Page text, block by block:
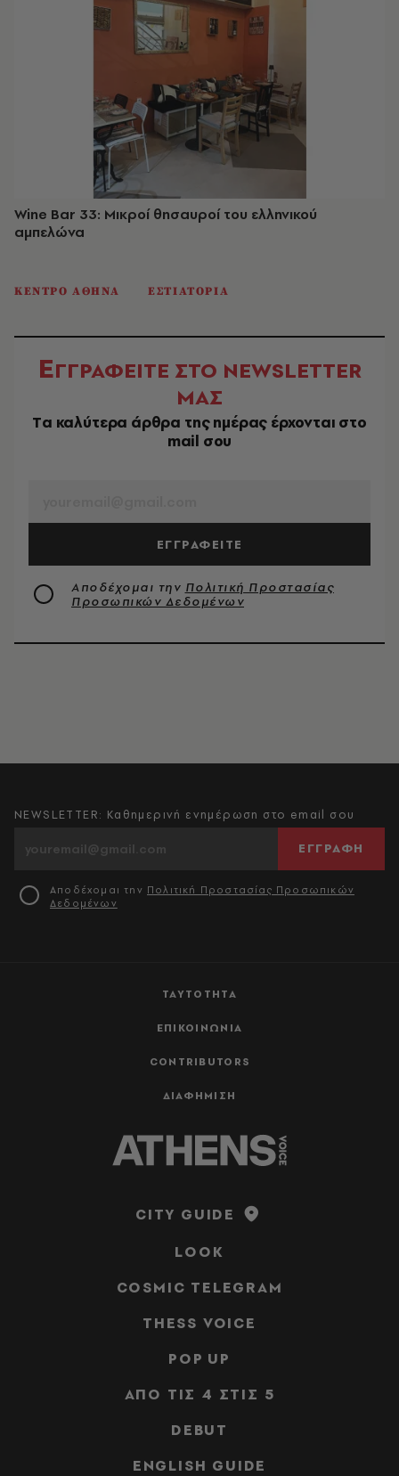
Wine Bar 33: Μικροί θησαυροί του ελληνικού
αμπελώνα
ΚΕΝΤΡΟ ΑΘΗΝΑ ΕΣΤΙΑΤΟΡΙΑ
ΕΓΓΡΑΦΕΙΤΕ ΣΤΟ NEWSLETTER
ΜΑΣ
Tα καλύτερα άρθρα της ημέρας έρχονται στο
mail σου
ΕΓΓΡΑΦΕΙΤΕ
Αποδέχομαι την Πολιτική Προστασίας
Προσωπικών Δεδομένων
ΤΑΥΤΟΤΗΤΑ
ΕΠΙΚΟΙΝΩΝΙΑ
CONTRIBUTORS
ΔΙΑΦΗΜΙΣΗ
NEWSLETTER: Καθημερινή ενημέρωση στο email σου
ΕΓΓΡΑΦΗ
Αποδέχομαι την Πολιτική Προστασίας Προσωπικών
Δεδομένων
CITY GUIDE
LOOK
COSMIC TELEGRAM
THESS VOICE
POP UP
ΑΠΟ ΤΙΣ 4 ΣΤΙΣ 5
DEBUT
ENGLISH GUIDE